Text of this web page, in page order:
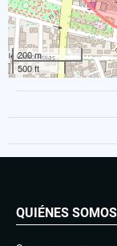
200 m
500 ft
QUIÉNES SOMOS